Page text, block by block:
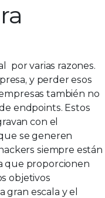
por varias razones.
y perder esos
también no
endpoints. Estos
con el
se generen
siempre están
que proporcionen
objetivos
escala y el